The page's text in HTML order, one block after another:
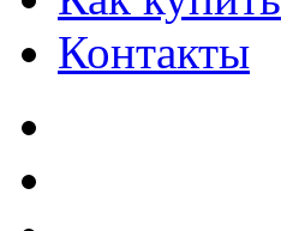
Контакты